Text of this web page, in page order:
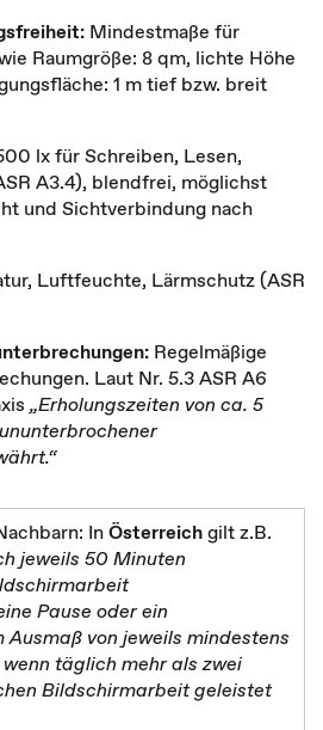
Mindestmaße für
Raumgröße: 8 qm, lichte Höhe
1 m tief bzw. breit
lx für Schreiben, Lesen,
A3.4), blendfrei, möglichst
und Sichtverbindung nach
Luftfeuchte, Lärmschutz (ASR
Regelmäßige
Laut Nr. 5.3 ASR A6
„Erholungszeiten von ca. 5
InÖsterreichgilt z.B.
jeweils 50 Minuten
Pause oder ein
von jeweils mindestens
täglich mehr als zwei
Bildschirmarbeit geleistet